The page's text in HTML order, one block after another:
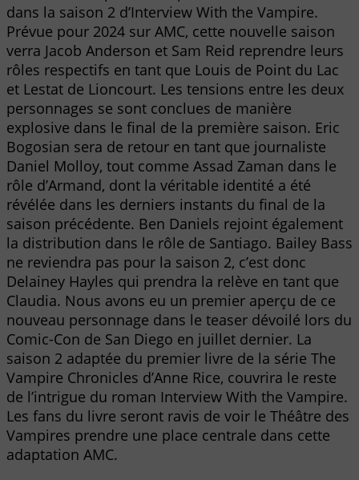
dans la saison 2 d’Interview With the Vampire.
Prévue pour 2024 sur AMC, cette nouvelle saison
verra Jacob Anderson et Sam Reid reprendre leurs
rôles respectifs en tant que Louis de Point du Lac
et Lestat de Lioncourt. Les tensions entre les deux
personnages se sont conclues de manière
explosive dans le final de la première saison. Eric
Bogosian sera de retour en tant que journaliste
Daniel Molloy, tout comme Assad Zaman dans le
rôle d’Armand, dont la véritable identité a été
révélée dans les derniers instants du final de la
saison précédente. Ben Daniels rejoint également
la distribution dans le rôle de Santiago. Bailey Bass
ne reviendra pas pour la saison 2, c’est donc
Delainey Hayles qui prendra la relève en tant que
Claudia. Nous avons eu un premier aperçu de ce
nouveau personnage dans le teaser dévoilé lors du
Comic-Con de San Diego en juillet dernier. La
saison 2 adaptée du premier livre de la série The
Vampire Chronicles d’Anne Rice, couvrira le reste
de l’intrigue du roman Interview With the Vampire.
Les fans du livre seront ravis de voir le Théâtre des
Vampires prendre une place centrale dans cette
adaptation AMC.